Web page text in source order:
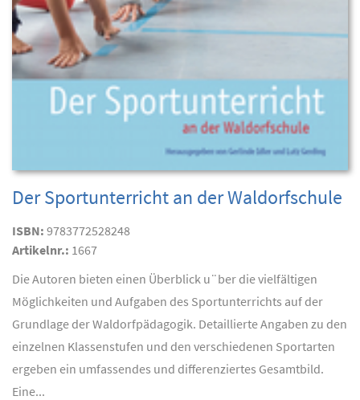
Der Sportunterricht an der Waldorfschule
ISBN: 9783772528248
Artikelnr.: 1667
Die Autoren bieten einen Überblick u¨ber die vielfältigen
Möglichkeiten und Aufgaben des Sportunterrichts auf der
Grundlage der Waldorfpädagogik. Detaillierte Angaben zu den
einzelnen Klassenstufen und den verschiedenen Sportarten
ergeben ein umfassendes und differenziertes Gesamtbild.
Eine...